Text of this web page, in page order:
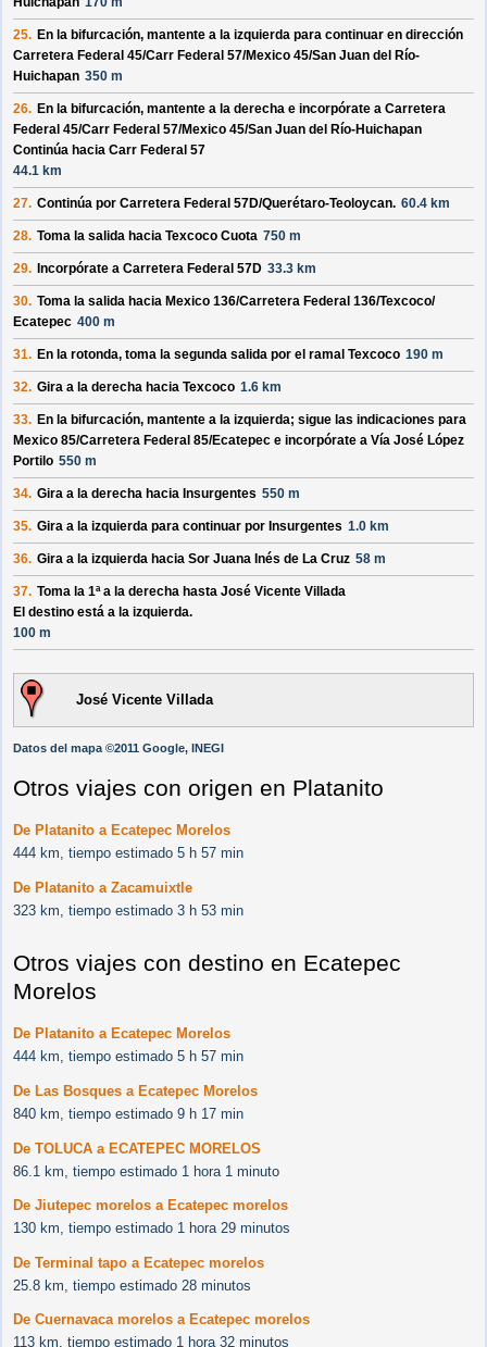
25. En la bifurcación, mantente a la izquierda para continuar en dirección
Carretera Federal 45/Carr Federal 57/Mexico 45/San Juan del Río-
Huichapan 350 m
26. En la bifurcación, mantente a la derecha e incorpórate a Carretera
Federal 45/Carr Federal 57/Mexico 45/San Juan del Río-Huichapan
Continúa hacia Carr Federal 57
44.1 km
27. Continúa por Carretera Federal 57D/Querétaro-Teoloycan. 60.4 km
28. Toma la salida hacia Texcoco Cuota 750 m
29. Incorpórate a Carretera Federal 57D 33.3 km
30. Toma la salida hacia Mexico 136/Carretera Federal 136/Texcoco/
Ecatepec 400 m
31. En la rotonda, toma la segunda salida por el ramal Texcoco 190 m
32. Gira a la derecha hacia Texcoco 1.6 km
33. En la bifurcación, mantente a la izquierda; sigue las indicaciones para
Mexico 85/Carretera Federal 85/Ecatepec e incorpórate a Vía José López
Portilo 550 m
34. Gira a la derecha hacia Insurgentes 550 m
35. Gira a la izquierda para continuar por Insurgentes 1.0 km
36. Gira a la izquierda hacia Sor Juana Inés de La Cruz 58 m
37. Toma la 1ª a la derecha hasta José Vicente Villada
El destino está a la izquierda.
100 m
José Vicente Villada
Datos del mapa ©2011 Google, INEGI
Otros viajes con origen en Platanito
De Platanito a Ecatepec Morelos
444 km, tiempo estimado 5 h 57 min
De Platanito a Zacamuixtle
323 km, tiempo estimado 3 h 53 min
Otros viajes con destino en Ecatepec
Morelos
De Platanito a Ecatepec Morelos
444 km, tiempo estimado 5 h 57 min
De Las Bosques a Ecatepec Morelos
840 km, tiempo estimado 9 h 17 min
De TOLUCA a ECATEPEC MORELOS
86.1 km, tiempo estimado 1 hora 1 minuto
De Jiutepec morelos a Ecatepec morelos
130 km, tiempo estimado 1 hora 29 minutos
De Terminal tapo a Ecatepec morelos
25.8 km, tiempo estimado 28 minutos
De Cuernavaca morelos a Ecatepec morelos
113 km, tiempo estimado 1 hora 32 minutos